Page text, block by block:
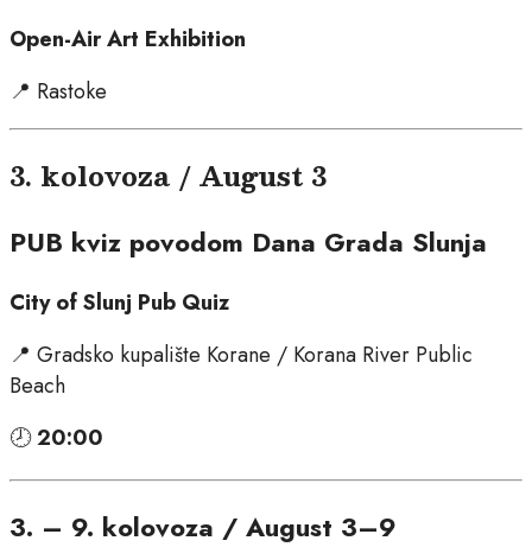
Open-Air Art Exhibition
📍 Rastoke
3. kolovoza / August 3
PUB kviz povodom Dana Grada Slunja
City of Slunj Pub Quiz
📍 Gradsko kupalište Korane / Korana River Public
Beach
🕗20:00
3. – 9. kolovoza / August 3–9